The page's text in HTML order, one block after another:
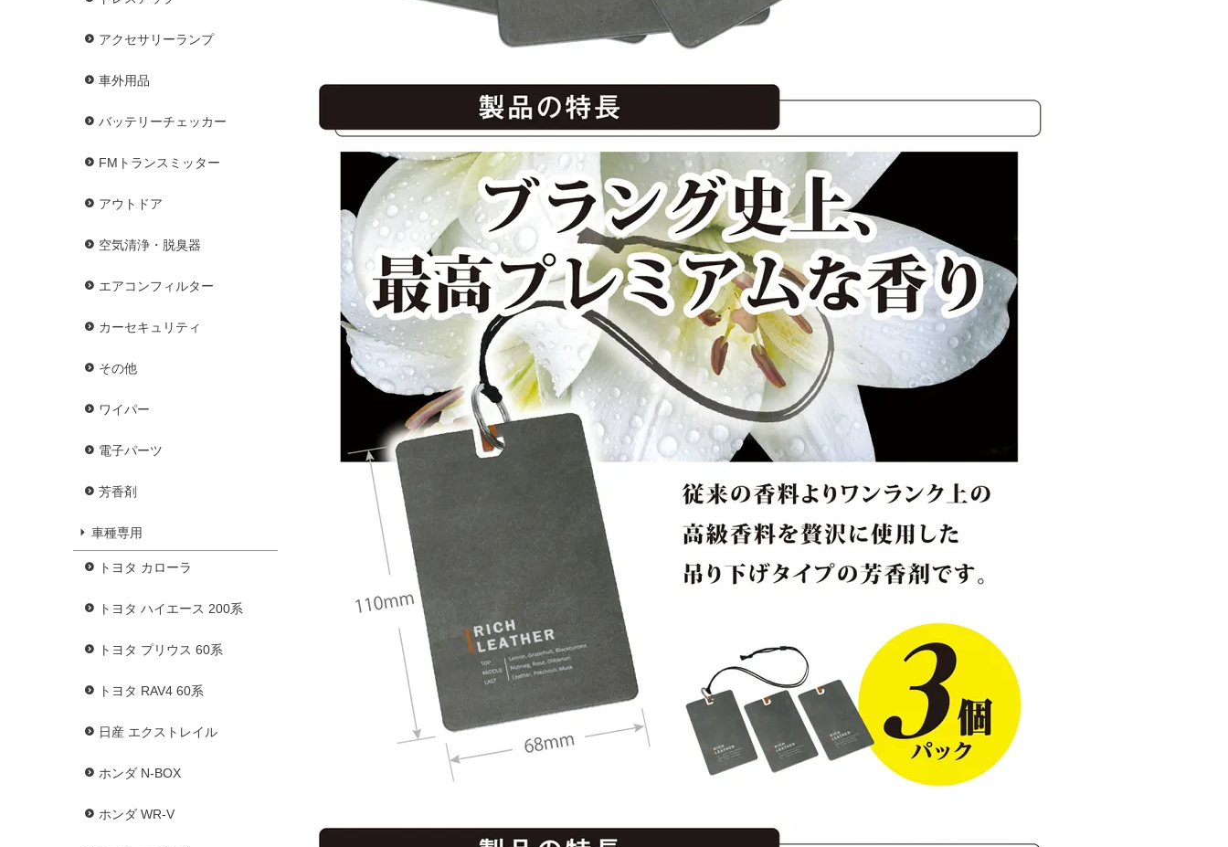
アクセサリーランプ
車外用品
バッテリーチェッカー
FMトランスミッター
アウトドア
空気清浄・脱臭器
エアコンフィルター
カーセキュリティ
その他
ワイパー
電子パーツ
芳香剤
車種専用
トヨタ カローラ
トヨタ ハイエース 200系
トヨタ プリウス 60系
トヨタ RAV4 60系
日産 エクストレイル
ホンダ N-BOX
ホンダ WR-V